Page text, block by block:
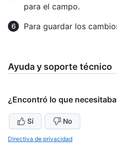
para el campo.
Para guardar los
Ayuda y soporte técnico
¿Encontró lo que
Sí No
Directiva de privacidad